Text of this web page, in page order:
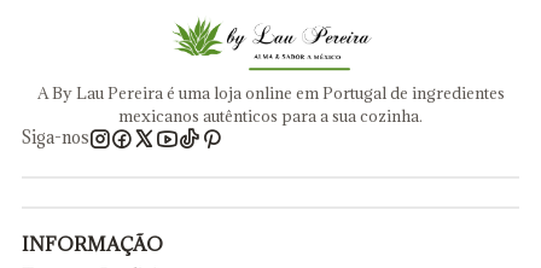
A By Lau Pereira é uma loja online em Portugal de ingredientes
mexicanos autênticos para a sua cozinha.
Siga-nos
INFORMAÇÃO